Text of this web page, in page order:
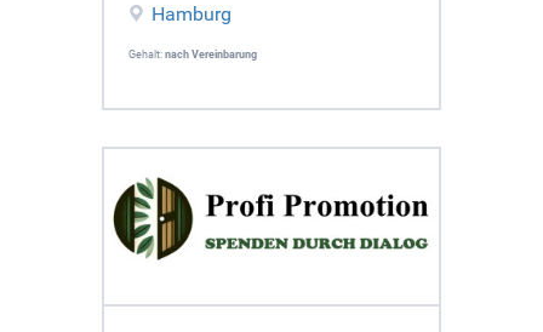
Hamburg
Gehalt: nach Vereinbarung